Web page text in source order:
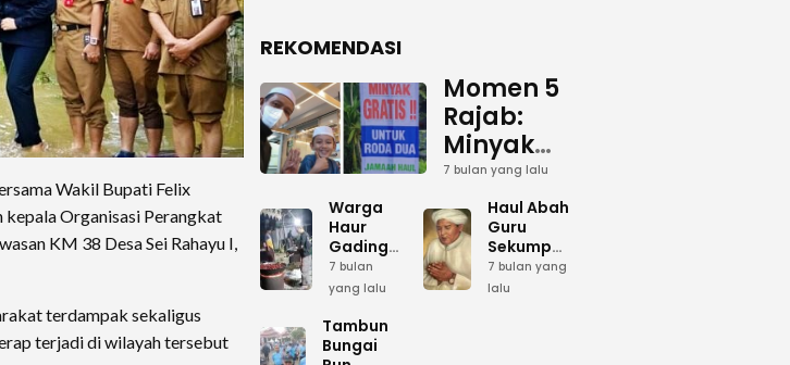
Wakil Bupati Felix
kepala Organisasi Perangkat
KM 38 Desa Sei Rahayu I,
terdampak sekaligus
terjadi di wilayah tersebut
REKOMENDASI
Momen 5
Rajab:
Minyak
Gratis
dan Cinta
yang
Terus
Mengalir
7 bulan yang lalu
Warga
Haur
Gading
Siapkan
Bumbu
Umum
Sambut 5
7 bulan
yang lalu
Haul Abah
Guru
Sekumpul:
Ketika
Lautan
7 bulan yang
lalu
Tambun
Bungai